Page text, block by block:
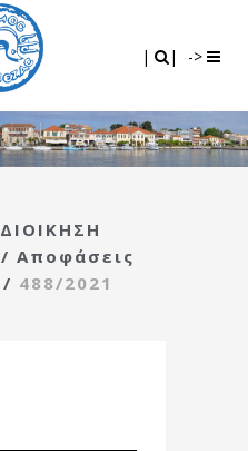
| | ->
ΔΙΟΙΚΗΣΗ
/ Αποφάσεις
/ 488/2021